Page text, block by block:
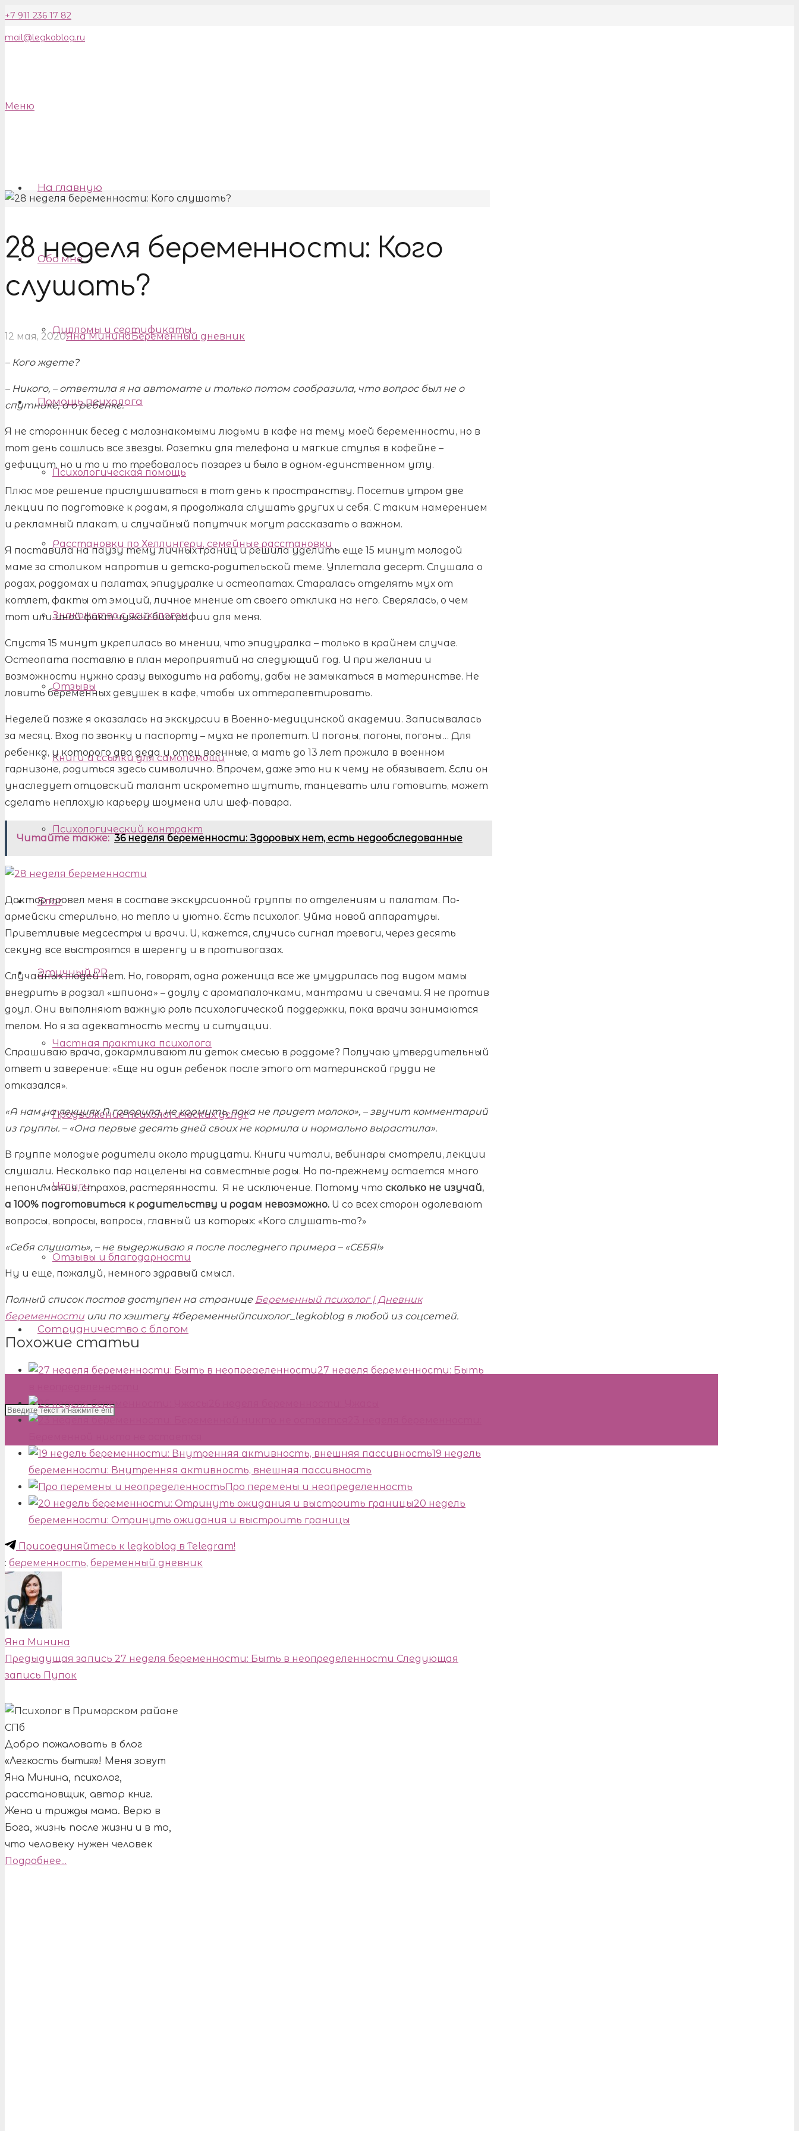
+7 911 236 17 82
mail@legkoblog.ru
Меню
На главную
Обо мне
Дипломы и сертификаты
Помощь психолога
Психологическая помощь
Расстановки по Хеллингеру, семейные расстановки
Знакомство с психологом
Отзывы
Книги и ссылки для самопомощи
Психологический контракт
Блог
Этичный PR
Частная практика психолога
Продвижение психологических услуг
Услуги
Отзывы и благодарности
Сотрудничество с блогом
28 неделя беременности: Кого
слушать?
12 мая, 2020Яна МининаБеременный дневник
– Кого ждете?
– Никого, – ответила я на автомате и только потом сообразила, что вопрос был не о
спутнике, а о ребенке.
Я не сторонник бесед с малознакомыми людьми в кафе на тему моей беременности, но в
тот день сошлись все звезды. Розетки для телефона и мягкие стулья в кофейне –
дефицит, но и то и то требовалось позарез и было в одном-единственном углу.
Плюс мое решение прислушиваться в тот день к пространству. Посетив утром две
лекции по подготовке к родам, я продолжала слушать других и себя. С таким намерением
и рекламный плакат, и случайный попутчик могут рассказать о важном.
Я поставила на паузу тему личных границ и решила уделить еще 15 минут молодой
маме за столиком напротив и детско-родительской теме. Уплетала десерт. Слушала о
родах, роддомах и палатах, эпидуралке и остеопатах. Старалась отделять мух от
котлет, факты от эмоций, личное мнение от своего отклика на него. Сверялась, о чем
тот или иной факт чужой биографии для меня.
Спустя 15 минут укрепилась во мнении, что эпидуралка – только в крайнем случае.
Остеопата поставлю в план мероприятий на следующий год. И при желании и
возможности нужно сразу выходить на работу, дабы не замыкаться в материнстве. Не
ловить беременных девушек в кафе, чтобы их оттерапевтировать.
Неделей позже я оказалась на экскурсии в Военно-медицинской академии. Записывалась
за месяц. Вход по звонку и паспорту – муха не пролетит. И погоны, погоны, погоны… Для
ребенка, у которого два деда и отец военные, а мать до 13 лет прожила в военном
гарнизоне, родиться здесь символично. Впрочем, даже это ни к чему не обязывает. Если он
унаследует отцовский талант искрометно шутить, танцевать или готовить, может
сделать неплохую карьеру шоумена или шеф-повара.
Читайте также: 36 неделя беременности: Здоровых нет, есть недообследованные
Доктор провел меня в составе экскурсионной группы по отделениям и палатам. По-
армейски стерильно, но тепло и уютно. Есть психолог. Уйма новой аппаратуры.
Приветливые медсестры и врачи. И, кажется, случись сигнал тревоги, через десять
секунд все выстроятся в шеренгу и в противогазах.
Случайных людей нет. Но, говорят, одна роженица все же умудрилась под видом мамы
внедрить в родзал «шпиона» – доулу с аромапалочками, мантрами и свечами. Я не против
доул. Они выполняют важную роль психологической поддержки, пока врачи занимаются
телом. Но я за адекватность месту и ситуации.
Спрашиваю врача, докармливают ли деток смесью в роддоме? Получаю утвердительный
ответ и заверение: «Еще ни один ребенок после этого от материнской груди не
отказался».
«А нам на лекциях N говорила, не кормить, пока не придет молоко», – звучит комментарий
из группы. – «Она первые десять дней своих не кормила и нормально вырастила».
В группе молодые родители около тридцати. Книги читали, вебинары смотрели, лекции
слушали. Несколько пар нацелены на совместные роды. Но по-прежнему остается много
непонимания, страхов, растерянности. Я не исключение. Потому что сколько не изучай,
а 100% подготовиться к родительству и родам невозможно. И со всех сторон одолевают
вопросы, вопросы, вопросы, главный из которых: «Кого слушать-то?»
«Себя слушать», – не выдерживаю я после последнего примера – «СЕБЯ!»
Ну и еще, пожалуй, немного здравый смысл.
Полный список постов доступен на странице Беременный психолог | Дневник
беременности или по хэштегу #беременныйпсихолог_legkoblog в любой из соцсетей.
Похожие статьи
27 неделя беременности: Быть
19 недель
беременности: Внутренняя активность, внешняя пассивность
Про перемены и неопределенность
20 недель
беременности: Отринуть ожидания и выстроить границы
Присоединяйтесь к legkoblog в Telegram!
: беременность, беременный дневник
Яна Минина
Предыдущая запись 27 неделя беременности: Быть в неопределенности Следующая
запись Пупок
Добро пожаловать в блог
«Легкость бытия»! Меня зовут
Яна Минина, психолог,
расстановщик, автор книг.
Жена и трижды мама. Верю в
Бога, жизнь после жизни и в то,
что человеку нужен человек
Подробнее...